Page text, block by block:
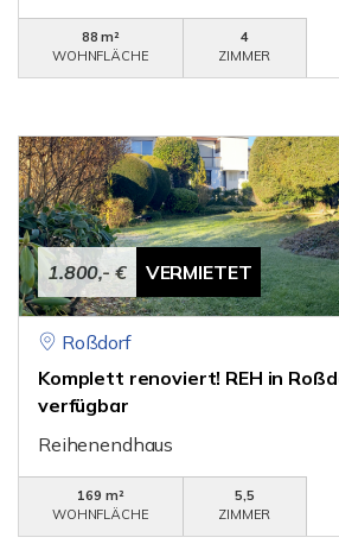
88 m²
WOHNFLÄCHE
4
ZIMMER
1.800,- € VERMIETET
Roßdorf
Komplett renoviert! REH in
verfügbar
Reihenendhaus
169 m²
WOHNFLÄCHE
5,5
ZIMMER